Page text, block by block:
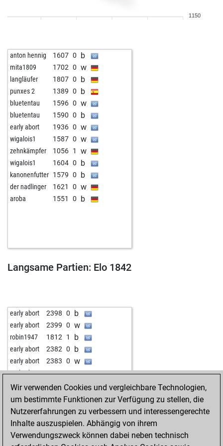
w
dvo35 1869 0 w
dvo35 1862 0 b
boa_constrictor1 1761 1 w
sweetsusi 1650 1 w
geronimo11 1604 0 w
rolfschroder 1760 0 b
crazykasparov 1614 0 w
chessfighter001 1619 1 w
matke 1667 0 w
shnyrsamuil2 1660 0 w
piotor beliky 1903 0 b
helanton28 1799 0 b
helanton28 1787 0 w
peti_j 1755 1 b
1741 w
lion08 b
szormok 1664 0 w
1661 1
meltem-t 1650 0
dementino 1656 0
edding300 1824 0
indiasagy 1809 0 b
b
b
w
b
w
1150
anton hennig 1607 0 b
mita1809 1702 0 w
langläufer 1807 0 b
punxes 2 1389 0 b
bluetentau 1596 0 w
bluetentau 1590 0 b
early abort 1936 0 w
wigalois1 1587 0 w
zehnkämpfer 1056 1 w
wigalois1 1604 0 b
kanonenfutter 1579 0 b
der nadlinger 1621 0 w
aroba 1551 0 b
Langsame Partien: Elo 1842
early abort 2398 0 b
early abort 2399 0 w
robin1947 1812 1 b
early abort 2382 0 b
early abort 2383 0 w
early abort 2384 0 w
gurkensalat 1652 1 b
ex-yurock 1946 0 w
Wir verwenden Cookies und vergleichbare Technologien,
um bestimmte Funktionen zur Verfügung zu stellen, die
Nutzererfahrungen zu verbessern und interessengerechte
Inhalte auszuspielen. Abhängig von ihrem
Verwendungszweck können dabei neben technisch